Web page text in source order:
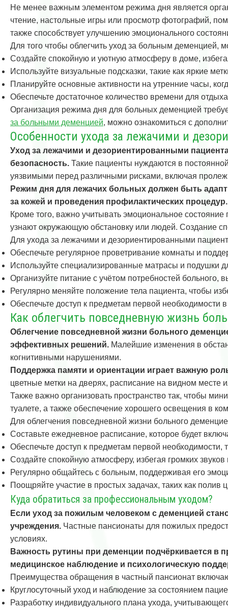
Не менее важным элементом режима дня является
чтение, настольные игры или просмотр фотографий,
также способствует улучшению эмоционального
Для того чтобы облегчить уход за больным деменцией,
Создайте спокойную и уютную атмосферу в доме,
Используйте визуальные подсказки, такие как яркие
Планируйте основные активности на утренние часы,
Обеспечьте достаточное количество времени для
Организация режима дня для больных деменцией
за больными деменцией, можно ознакомиться с
Особенности ухода за лежачими и
Уход за лежачими и дезориентированными
безопасность. Такие пациенты нуждаются в
уязвимыми перед различными рисками, включая
Режим дня для лежачих больных должен быть
за кожей и проведения профилактических процедур.
Кроме того, важно учитывать эмоциональное
узнают окружающую обстановку или людей. Создание
Для ухода за лежачими и дезориентированными
Обеспечьте регулярное проветривание комнаты и
Используйте специализированные матрасы и подушки
Организуйте питание с учётом потребностей больного,
Регулярно меняйте положение тела пациента, чтобы
Обеспечьте доступ к предметам первой необходимости
Как облегчить повседневную жизнь
Облегчение повседневной жизни больного
эффективных решений. Малейшие изменения в
когнитивными нарушениями.
Поддержка памяти и ориентации играет важную
цветные метки на дверях, расписание на видном
Также важно организовать пространство так, чтобы
туалете, а также обеспечение хорошего освещения в
Для облегчения повседневной жизни больного
Составьте ежедневное расписание, которое будет
Обеспечьте доступ к предметам первой необходимости,
Создайте спокойную атмосферу, избегая громких
Регулярно общайтесь с больным, поддерживая его
Поощряйте участие в простых задачах, таких как
Куда обратиться за профессиональным уходом?
Если уход за пожилым человеком с деменцией
учреждения. Частные пансионаты для пожилых
условиях.
Важность рутины при деменции подчёркивается в
медицинское наблюдение и психологическую
Преимущества обращения в частный пансионат
Круглосуточный уход и наблюдение за состоянием
Разработку индивидуального плана ухода,